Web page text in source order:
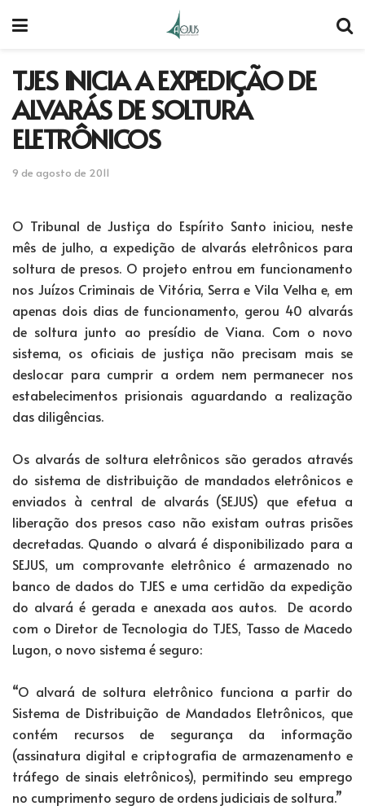
TJES INICIA A EXPEDIÇÃO DE
ALVARÁS DE SOLTURA
ELETRÔNICOS
9 de agosto de 2011
O Tribunal de Justiça do Espírito Santo iniciou, neste
mês de julho, a expedição de alvarás eletrônicos para
soltura de presos. O projeto entrou em funcionamento
nos Juízos Criminais de Vitória, Serra e Vila Velha e, em
apenas dois dias de funcionamento, gerou 40 alvarás
de soltura junto ao presídio de Viana. Com o novo
sistema, os oficiais de justiça não precisam mais se
deslocar para cumprir a ordem nem permanecer nos
estabelecimentos prisionais aguardando a realização
das diligências.
Os alvarás de soltura eletrônicos são gerados através
do sistema de distribuição de mandados eletrônicos e
enviados à central de alvarás (SEJUS) que efetua a
liberação dos presos caso não existam outras prisões
decretadas. Quando o alvará é disponibilizado para a
SEJUS, um comprovante eletrônico é armazenado no
banco de dados do TJES e uma certidão da expedição
do alvará é gerada e anexada aos autos. De acordo
com o Diretor de Tecnologia do TJES, Tasso de Macedo
Lugon, o novo sistema é seguro:
“O alvará de soltura eletrônico funciona a partir do
Sistema de Distribuição de Mandados Eletrônicos, que
contém recursos de segurança da informação
(assinatura digital e criptografia de armazenamento e
tráfego de sinais eletrônicos), permitindo seu emprego
no cumprimento seguro de ordens judiciais de soltura.”